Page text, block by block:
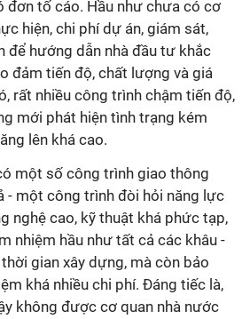
đơn tố cáo. Hầu như chưa có cơ
hiện, chi phí dự án, giám sát,
để hướng dẫn nhà đầu tư khắc
đảm tiến độ, chất lượng và giá
rất nhiều công trình chậm tiến độ,
mới phát hiện tình trạng kém
lên khá cao.
một số công trình giao thông
- một công trình đòi hỏi năng lực
nghệ cao, kỹ thuật khá phức tạp,
nhiệm hầu như tất cả các khâu -
gian xây dựng, mà còn bảo
khá nhiều chi phí. Đáng tiếc là,
không được cơ quan nhà nước